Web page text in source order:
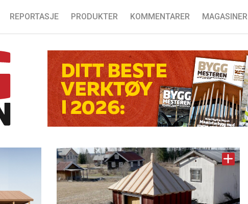
REPORTASJE PRODUKTER KOMMENTARER MAGASINER